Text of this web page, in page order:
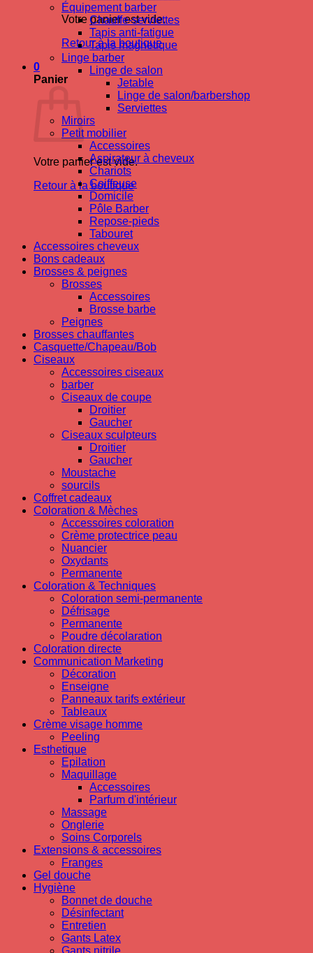
Votre panier est vide.
Retour à la boutique
0
Panier
Votre panier est vide.
Retour à la boutique
Équipement barber
Chauffe-serviettes
Tapis anti-fatigue
Tapis magnetique
Linge barber
Linge de salon
Jetable
Linge de salon/barbershop
Serviettes
Miroirs
Petit mobilier
Accessoires
Aspirateur à cheveux
Chariots
Coiffeuse
Domicile
Pôle Barber
Repose-pieds
Tabouret
Accessoires cheveux
Bons cadeaux
Brosses & peignes
Brosses
Accessoires
Brosse barbe
Peignes
Brosses chauffantes
Casquette/Chapeau/Bob
Ciseaux
Accessoires ciseaux
barber
Ciseaux de coupe
Droitier
Gaucher
Ciseaux sculpteurs
Droitier
Gaucher
Moustache
sourcils
Coffret cadeaux
Coloration & Mèches
Accessoires coloration
Crème protectrice peau
Nuancier
Oxydants
Permanente
Coloration & Techniques
Coloration semi-permanente
Défrisage
Permanente
Poudre décolaration
Coloration directe
Communication Marketing
Décoration
Enseigne
Panneaux tarifs extérieur
Tableaux
Crème visage homme
Peeling
Esthetique
Epilation
Maquillage
Accessoires
Parfum d'intérieur
Massage
Onglerie
Soins Corporels
Extensions & accessoires
Franges
Gel douche
Hygiène
Bonnet de douche
Désinfectant
Entretien
Gants Latex
Gants nitrile